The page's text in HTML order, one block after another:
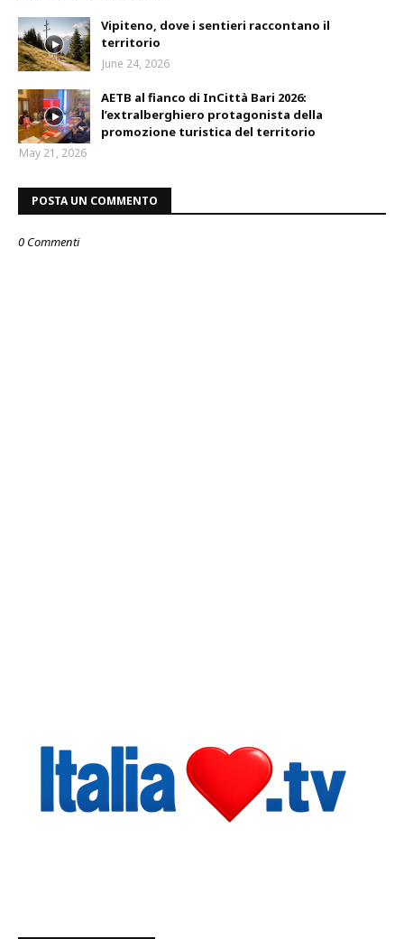
Vipiteno, dove i sentieri raccontano il
territorio
June 24, 2026
AETB al fianco di InCittà Bari 2026:
l’extralberghiero protagonista della
promozione turistica del territorio
May 21, 2026
POSTA UN COMMENTO
0 Commenti